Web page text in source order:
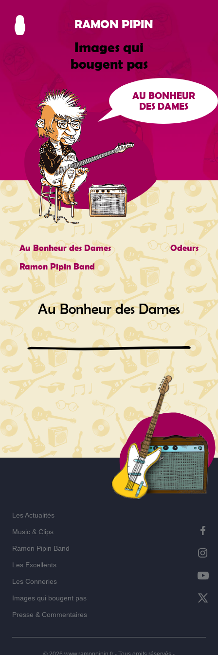
RAMON PIPIN
AU BONHEUR
DES DAMES
Images qui
bougent pas
Au Bonheur des Dames
Odeurs
Ramon Pipin Band
Au Bonheur des Dames
Les Actualités
Music & Clips
Ramon Pipin Band
Les Excellents
Les Conneries
Images qui bougent pas
Presse & Commentaires